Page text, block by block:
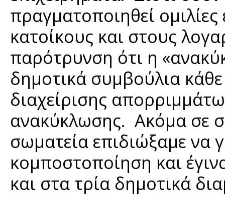
πραγματοποιηθεί
κατοίκους και στους
παρότρυνση ότι η
δημοτικά συμβούλια
διαχείρισης
ανακύκλωσης. Ακόμα σε
σωματεία επιδιώξαμε να
κομποστοποίηση και
και στα τρία δημοτικά